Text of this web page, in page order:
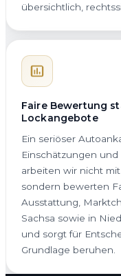
übersichtlich,
Faire Bewertung
Lockangebote
Ein seriöser
Einschätzungen
arbeiten wir nicht
sondern bewerten
Ausstattung,
Sachsa sowie in
und sorgt für
Grundlage beruhen.